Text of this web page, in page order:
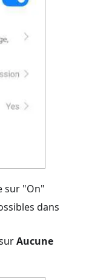
sur "On"
dans
Aucune